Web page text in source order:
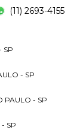
(11) 2693-4155
SP
- SP
PAULO - SP
SP